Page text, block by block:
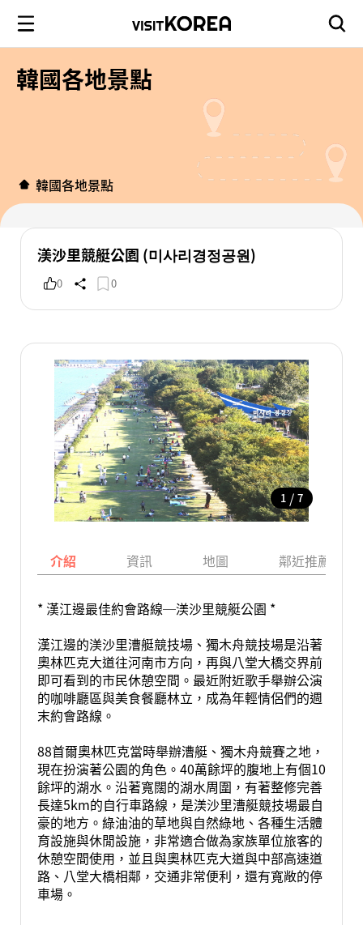
韓國各地景點
韓國各地景點
渼沙里競艇公園 (미사리경정공원)
0 0
1 / 7
介紹 資訊 地圖 鄰近推薦景點
* 漢江邊最佳約會路線─渼沙里競艇公園 *
漢江邊的渼沙里漕艇競技場、獨木舟競技場是沿著
奧林匹克大道往河南市方向，再與八堂大橋交界前
即可看到的市民休憩空間。最近附近歌手舉辦公演
的咖啡廳區與美食餐廳林立，成為年輕情侶們的週
末約會路線。
88首爾奧林匹克當時舉辦漕艇、獨木舟競賽之地，
現在扮演著公園的角色。40萬餘坪的腹地上有個10
餘坪的湖水。沿著寬闊的湖水周圍，有著整修完善
長達5km的自行車路線，是渼沙里漕艇競技場最自
豪的地方。綠油油的草地與自然綠地、各種生活體
育設施與休閒設施，非常適合做為家族單位旅客的
休憩空間使用，並且與奧林匹克大道與中部高速道
路、八堂大橋相鄰，交通非常便利，還有寬敞的停
車場。